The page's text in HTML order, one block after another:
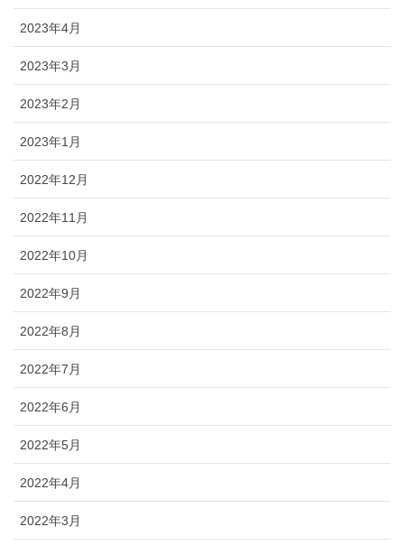
2023年4月
2023年3月
2023年2月
2023年1月
2022年12月
2022年11月
2022年10月
2022年9月
2022年8月
2022年7月
2022年6月
2022年5月
2022年4月
2022年3月